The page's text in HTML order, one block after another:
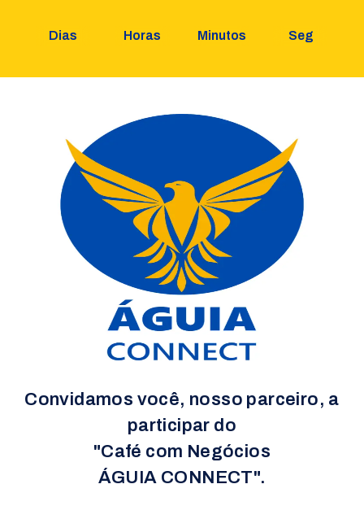
Dias Horas Minutos Seg
Convidamos você, nosso parceiro, a
participar do
"Café com Negócios
ÁGUIA CONNECT".